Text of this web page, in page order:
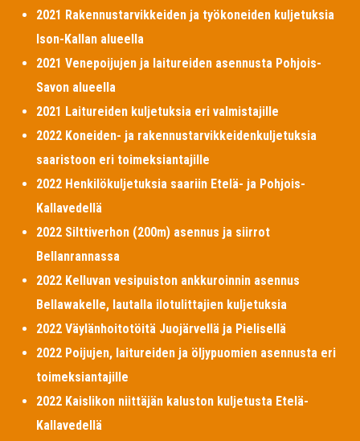
2021 Rakennustarvikkeiden ja työkoneiden kuljetuksia
Ison-Kallan alueella
2021 Venepoijujen ja laitureiden asennusta Pohjois-
Savon alueella
2021 Laitureiden kuljetuksia eri valmistajille
2022 Koneiden- ja rakennustarvikkeidenkuljetuksia
saaristoon eri toimeksiantajille
2022 Henkilökuljetuksia saariin Etelä- ja Pohjois-
Kallavedellä
2022 Silttiverhon (200m) asennus ja siirrot
Bellanrannassa
2022 Kelluvan vesipuiston ankkuroinnin asennus
Bellawakelle, lautalla ilotulittajien kuljetuksia
2022 Väylänhoitotöitä Juojärvellä ja Pielisellä
2022 Poijujen, laitureiden ja öljypuomien asennusta eri
toimeksiantajille
2022 Kaislikon niittäjän kaluston kuljetusta Etelä-
Kallavedellä